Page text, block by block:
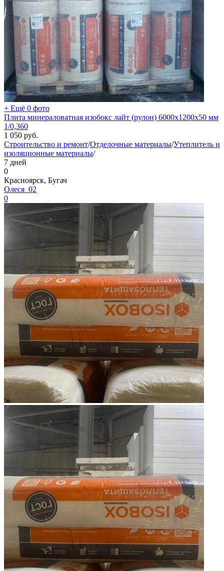
+ Ещё 0 фото
Плита минераловатная изобокс лайт (рулон) 6000х1200х50 мм
1/0,360
1 050 руб.
Строительство и ремонт/Отделочные материалы/Утеплитель и
изоляционные материалы/
7 дней
0
Красноярск, Бугач
Олеся_02
0